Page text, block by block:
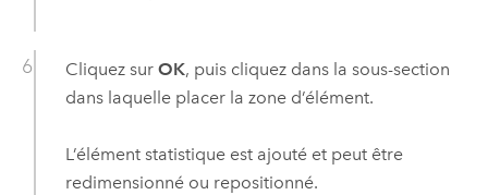
Cliquez sur OK, puis cliquez dans la sous-section
dans laquelle placer la zone d’élément.
L’élément statistique est ajouté et peut être
redimensionné ou repositionné.